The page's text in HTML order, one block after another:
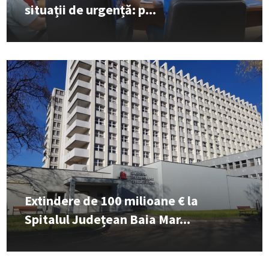
situații de urgență: p...
Extindere de 100 milioane € la
Spitalul Județean Baia Mar...